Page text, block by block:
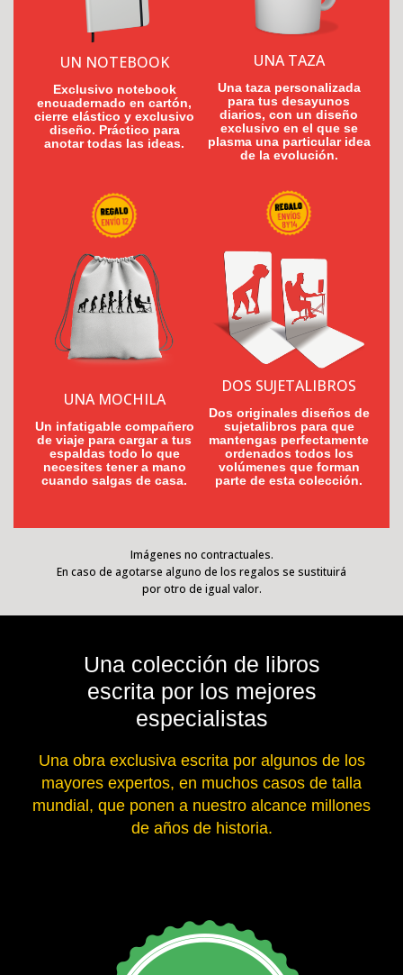
UN NOTEBOOK
Exclusivo notebook
encuadernado en cartón,
cierre elástico y exclusivo
diseño. Práctico para
anotar todas las ideas.
UNA TAZA
Una taza personalizada
para tus desayunos
diarios, con un diseño
exclusivo en el que se
plasma una particular idea
de la evolución.
UNA MOCHILA
Un infatigable compañero
de viaje para cargar a tus
espaldas todo lo que
necesites tener a mano
cuando salgas de casa.
DOS SUJETALIBROS
Dos originales diseños de
sujetalibros para que
mantengas perfectamente
ordenados todos los
volúmenes que forman
parte de esta colección.
Imágenes no contractuales.
En caso de agotarse alguno de los regalos se sustituirá
por otro de igual valor.
Una colección de libros
escrita por los mejores
especialistas
Una obra exclusiva escrita por algunos de los
mayores expertos, en muchos casos de talla
mundial, que ponen a nuestro alcance millones
de años de historia.